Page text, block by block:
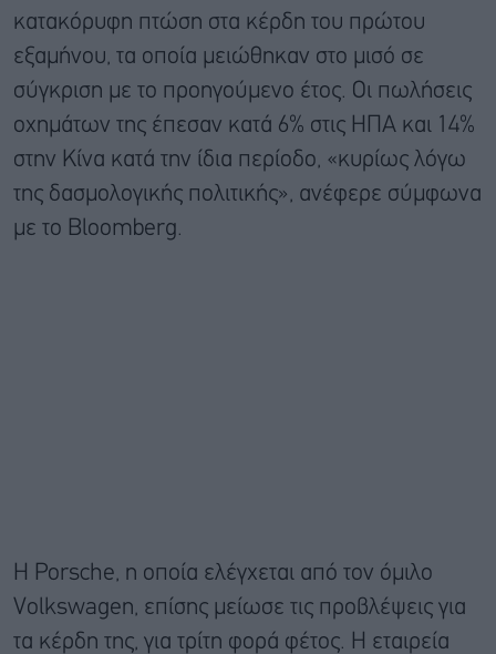
κατακόρυφη πτώση στα κέρδη του πρώτου
εξαμήνου, τα οποία μειώθηκαν στο μισό σε
σύγκριση με το προηγούμενο έτος. Οι πωλήσεις
οχημάτων της έπεσαν κατά 6% στις ΗΠΑ και 14%
στην Κίνα κατά την ίδια περίοδο, «κυρίως λόγω
της δασμολογικής πολιτικής», ανέφερε σύμφωνα
με το Bloomberg.
Η Porsche, η οποία ελέγχεται από τον όμιλο
Volkswagen, επίσης μείωσε τις προβλέψεις για
τα κέρδη της, για τρίτη φορά φέτος. Η εταιρεία